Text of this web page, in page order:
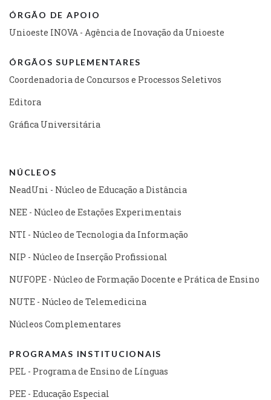
ÓRGÃO DE APOIO
Unioeste INOVA - Agência de Inovação da Unioeste
ÓRGÃOS SUPLEMENTARES
Coordenadoria de Concursos e Processos Seletivos
Editora
Gráfica Universitária
NÚCLEOS
NeadUni - Núcleo de Educação a Distância
NEE - Núcleo de Estações Experimentais
NTI - Núcleo de Tecnologia da Informação
NIP - Núcleo de Inserção Profissional
NUFOPE - Núcleo de Formação Docente e Prática de Ensino
NUTE - Núcleo de Telemedicina
Núcleos Complementares
PROGRAMAS INSTITUCIONAIS
PEL - Programa de Ensino de Línguas
PEE - Educação Especial